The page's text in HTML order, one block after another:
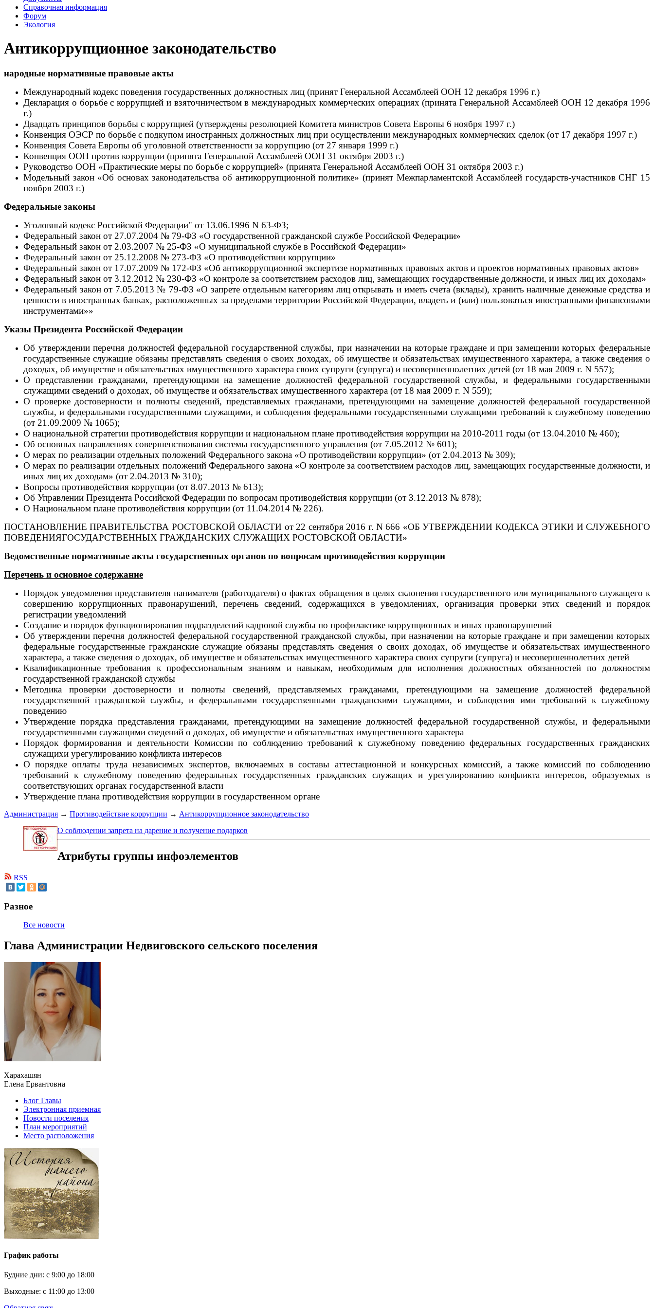
Справочная информация
Форум
Экология
Антикоррупционное законодательство
народные нормативные правовые акты
Международный кодекс поведения государственных должностных лиц (принят Генеральной Ассамблеей ООН 12 декабря 1996 г.)
Декларация о борьбе с коррупцией и взяточничеством в международных коммерческих операциях (принята Генеральной Ассамблеей ООН 12 декабря 1996
г.)
Двадцать принципов борьбы с коррупцией (утверждены резолюцией Комитета министров Совета Европы 6 ноября 1997 г.)
Конвенция ОЭСР по борьбе с подкупом иностранных должностных лиц при осуществлении международных коммерческих сделок (от 17 декабря 1997 г.)
Конвенция Совета Европы об уголовной ответственности за коррупцию (от 27 января 1999 г.)
Конвенция ООН против коррупции (принята Генеральной Ассамблеей ООН 31 октября 2003 г.)
Руководство ООН «Практические меры по борьбе с коррупцией» (принята Генеральной Ассамблеей ООН 31 октября 2003 г.)
Модельный закон «Об основах законодательства об антикоррупционной политике» (принят Межпарламентской Ассамблеей государств-участников СНГ 15
ноября 2003 г.)
Федеральные законы
Уголовный кодекс Российской Федерации" от 13.06.1996 N 63-ФЗ;
Федеральный закон от 27.07.2004 № 79-ФЗ «О государственной гражданской службе Российской Федерации»
Федеральный закон от 2.03.2007 № 25-ФЗ «О муниципальной службе в Российской Федерации»
Федеральный закон от 25.12.2008 № 273-ФЗ «О противодействии коррупции»
Федеральный закон от 17.07.2009 № 172-ФЗ «Об антикоррупционной экспертизе нормативных правовых актов и проектов нормативных правовых актов»
Федеральный закон от 3.12.2012 № 230-ФЗ «О контроле за соответствием расходов лиц, замещающих государственные должности, и иных лиц их доходам»
Федеральный закон от 7.05.2013 № 79-ФЗ «О запрете отдельным категориям лиц открывать и иметь счета (вклады), хранить наличные денежные средства и
ценности в иностранных банках, расположенных за пределами территории Российской Федерации, владеть и (или) пользоваться иностранными финансовыми
инструментами»»
Указы Президента Российской Федерации
Об утверждении перечня должностей федеральной государственной службы, при назначении на которые граждане и при замещении которых федеральные
государственные служащие обязаны представлять сведения о своих доходах, об имуществе и обязательствах имущественного характера, а также сведения о
доходах, об имуществе и обязательствах имущественного характера своих супруги (супруга) и несовершеннолетних детей (от 18 мая 2009 г. N 557);
О представлении гражданами, претендующими на замещение должностей федеральной государственной службы, и федеральными государственными
служащими сведений о доходах, об имуществе и обязательствах имущественного характера (от 18 мая 2009 г. N 559);
О проверке достоверности и полноты сведений, представляемых гражданами, претендующими на замещение должностей федеральной государственной
службы, и федеральными государственными служащими, и соблюдения федеральными государственными служащими требований к служебному поведению
(от 21.09.2009 № 1065);
О национальной стратегии противодействия коррупции и национальном плане противодействия коррупции на 2010-2011 годы (от 13.04.2010 № 460);
Об основных направлениях совершенствования системы государственного управления (от 7.05.2012 № 601);
О мерах по реализации отдельных положений Федерального закона «О противодействии коррупции» (от 2.04.2013 № 309);
О мерах по реализации отдельных положений Федерального закона «О контроле за соответствием расходов лиц, замещающих государственные должности, и
иных лиц их доходам» (от 2.04.2013 № 310);
Вопросы противодействия коррупции (от 8.07.2013 № 613);
Об Управлении Президента Российской Федерации по вопросам противодействия коррупции (от 3.12.2013 № 878);
О Национальном плане противодействия коррупции (от 11.04.2014 № 226).
ПОСТАНОВЛЕНИЕ ПРАВИТЕЛЬСТВА РОСТОВСКОЙ ОБЛАСТИ от 22 сентября 2016 г. N 666 «ОБ УТВЕРЖДЕНИИ КОДЕКСА ЭТИКИ И СЛУЖЕБНОГО
ПОВЕДЕНИЯГОСУДАРСТВЕННЫХ ГРАЖДАНСКИХ СЛУЖАЩИХ РОСТОВСКОЙ ОБЛАСТИ»
Ведомственные нормативные акты государственных органов по вопросам противодействия коррупции
Перечень и основное содержание
Порядок уведомления представителя нанимателя (работодателя) о фактах обращения в целях склонения государственного или муниципального служащего к
совершению коррупционных правонарушений, перечень сведений, содержащихся в уведомлениях, организация проверки этих сведений и порядок
регистрации уведомлений
Создание и порядок функционирования подразделений кадровой службы по профилактике коррупционных и иных правонарушений
Об утверждении перечня должностей федеральной государственной гражданской службы, при назначении на которые граждане и при замещении которых
федеральные государственные гражданские служащие обязаны представлять сведения о своих доходах, об имуществе и обязательствах имущественного
характера, а также сведения о доходах, об имуществе и обязательствах имущественного характера своих супруги (супруга) и несовершеннолетних детей
Квалификационные требования к профессиональным знаниям и навыкам, необходимым для исполнения должностных обязанностей по должностям
государственной гражданской службы
Методика проверки достоверности и полноты сведений, представляемых гражданами, претендующими на замещение должностей федеральной
государственной гражданской службы, и федеральными государственными гражданскими служащими, и соблюдения ими требований к служебному
поведению
Утверждение порядка представления гражданами, претендующими на замещение должностей федеральной государственной службы, и федеральными
государственными служащими сведений о доходах, об имуществе и обязательствах имущественного характера
Порядок формирования и деятельности Комиссии по соблюдению требований к служебному поведению федеральных государственных гражданских
служащихи урегулированию конфликта интересов
О порядке оплаты труда независимых экспертов, включаемых в составы аттестационной и конкурсных комиссий, а также комиссий по соблюдению
требований к служебному поведению федеральных государственных гражданских служащих и урегулированию конфликта интересов, образуемых в
соответствующих органах государственной власти
Утверждение плана противодействия коррупции в государственном органе
Администрация → Противодействие коррупции → Антикоррупционное законодательство
О соблюдении запрета на дарение и получение подарков
Атрибуты группы инфоэлементов
RSS
Разное
Все новости
Глава Администрации Недвиговского сельского поселения
Харахашян
Елена Ервантовна
Блог Главы
Электронная приемная
Новости поселения
План мероприятий
Место расположения
График работы
Будние дни: c 9:00 до 18:00
Выходные: с 11:00 до 13:00